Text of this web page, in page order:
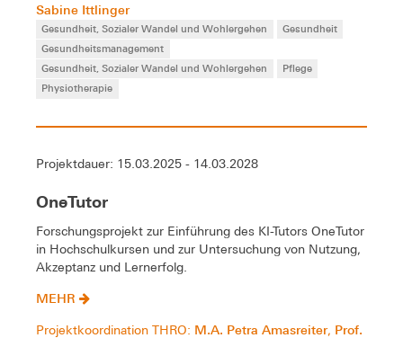
Sabine Ittlinger
Gesundheit, Sozialer Wandel und Wohlergehen
Gesundheit
Gesundheitsmanagement
Gesundheit, Sozialer Wandel und Wohlergehen
Pflege
Physiotherapie
Projektdauer: 15.03.2025 - 14.03.2028
OneTutor
Forschungsprojekt zur Einführung des KI-Tutors OneTutor
in Hochschulkursen und zur Untersuchung von Nutzung,
Akzeptanz und Lernerfolg.
MEHR
Projektkoordination THRO: M.A. Petra Amasreiter, Prof.